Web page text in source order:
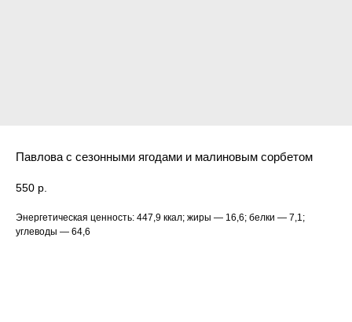
Павлова с сезонными ягодами и малиновым сорбетом
550 р.
Энергетическая ценность: 447,9 ккал; жиры — 16,6; белки — 7,1;
углеводы — 64,6